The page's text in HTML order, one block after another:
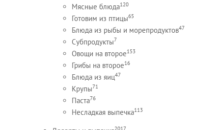
Мясные блюда120
Готовим из птицы65
Блюда из рыбы и морепродуктов47
Субпродукты7
Овощи на второе153
Грибы на второе16
Блюда из яиц47
Крупы71
Паста76
Несладкая выпечка113
2017